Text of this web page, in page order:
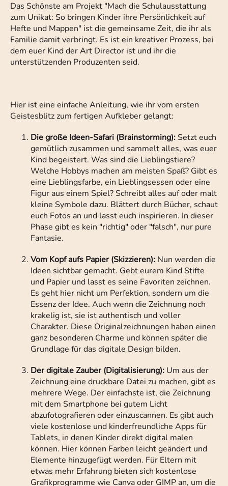
Das Schönste am Projekt "Mach die Schulausstattung
zum Unikat: So bringen Kinder ihre Persönlichkeit auf
Hefte und Mappen" ist die gemeinsame Zeit, die ihr als
Familie damit verbringt. Es ist ein kreativer Prozess, bei
dem euer Kind der Art Director ist und ihr die
unterstützenden Produzenten seid.
Hier ist eine einfache Anleitung, wie ihr vom ersten
Geistesblitz zum fertigen Aufkleber gelangt:
Die große Ideen-Safari (Brainstorming):Setzt euch
gemütlich zusammen und sammelt alles, was euer
Kind begeistert. Was sind die Lieblingstiere?
Welche Hobbys machen am meisten Spaß? Gibt es
eine Lieblingsfarbe, ein Lieblingsessen oder eine
Figur aus einem Spiel? Schreibt alles auf oder malt
kleine Symbole dazu. Blättert durch Bücher, schaut
euch Fotos an und lasst euch inspirieren. In dieser
Phase gibt es kein "richtig" oder "falsch", nur pure
Fantasie.
Vom Kopf aufs Papier (Skizzieren): Nun werden die
Ideen sichtbar gemacht. Gebt eurem Kind Stifte
und Papier und lasst es seine Favoriten zeichnen.
Es geht hier nicht um Perfektion, sondern um die
Essenz der Idee. Auch wenn die Zeichnung noch
krakelig ist, sie ist authentisch und voller
Charakter. Diese Originalzeichnungen haben einen
ganz besonderen Charme und können später die
Grundlage für das digitale Design bilden.
Der digitale Zauber (Digitalisierung): Um aus der
Zeichnung eine druckbare Datei zu machen, gibt es
mehrere Wege. Der einfachste ist, die Zeichnung
mit dem Smartphone bei gutem Licht
abzufotografieren oder einzuscannen. Es gibt auch
viele kostenlose und kinderfreundliche Apps für
Tablets, in denen Kinder direkt digital malen
können. Hier können Farben leicht geändert und
Elemente hinzugefügt werden. Für Eltern mit
etwas mehr Erfahrung bieten sich kostenlose
Grafikprogramme wie Canva oder GIMP an, um die